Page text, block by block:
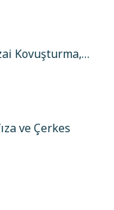
Kovuşturma,…
ve Çerkes